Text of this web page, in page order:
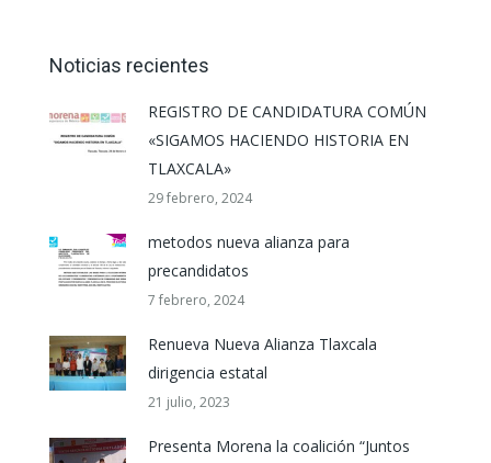
Noticias recientes
REGISTRO DE CANDIDATURA COMÚN
«SIGAMOS HACIENDO HISTORIA EN
TLAXCALA»
29 febrero, 2024
metodos nueva alianza para
precandidatos
7 febrero, 2024
Renueva Nueva Alianza Tlaxcala
dirigencia estatal
21 julio, 2023
Presenta Morena la coalición “Juntos